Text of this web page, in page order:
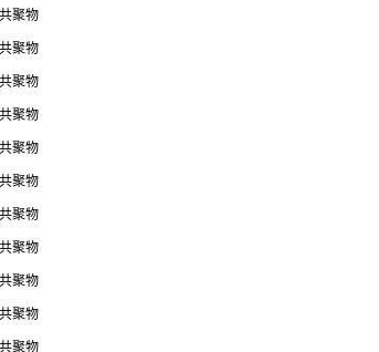
聚物
聚物
聚物
聚物
聚物
聚物
聚物
聚物
聚物
聚物
聚物